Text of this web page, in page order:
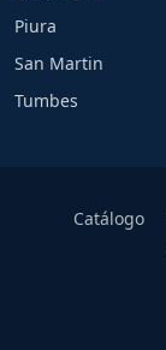
Piura
San Martin
Tumbes
Catálogo